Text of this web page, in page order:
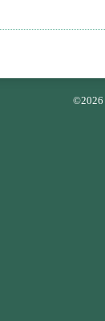
©2026